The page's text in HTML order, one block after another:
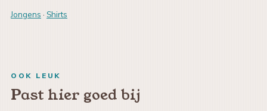
Jongens · Shirts
OOK LEUK
Past hier goed bij